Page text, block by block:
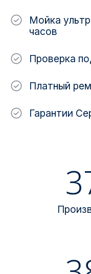
Мойка
часов
Проверка
Платный
Гарантии